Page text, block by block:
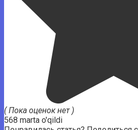
( Пока оценок нет )
568 marta o'qildi